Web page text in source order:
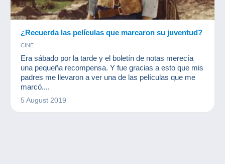
¿Recuerda las películas que marcaron su juventud?
CINE
Era sábado por la tarde y el boletín de notas merecía
una pequeña recompensa. Y fue gracias a esto que mis
padres me llevaron a ver una de las películas que me
marcó....
5 August 2019